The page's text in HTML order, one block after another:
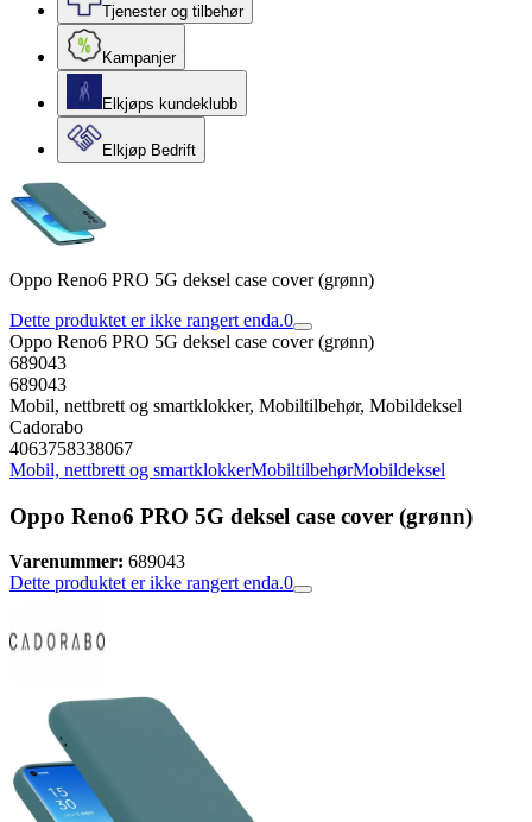
Tjenester og tilbehør
Kampanjer
Elkjøps kundeklubb
Elkjøp Bedrift
Oppo Reno6 PRO 5G deksel case cover (grønn)
Dette produktet er ikke rangert enda.0
Oppo Reno6 PRO 5G deksel case cover (grønn)
689043
689043
Mobil, nettbrett og smartklokker, Mobiltilbehør, Mobildeksel
Cadorabo
4063758338067
Mobil, nettbrett og smartklokkerMobiltilbehørMobildeksel
Oppo Reno6 PRO 5G deksel case cover (grønn)
Varenummer: 689043
Dette produktet er ikke rangert enda.0